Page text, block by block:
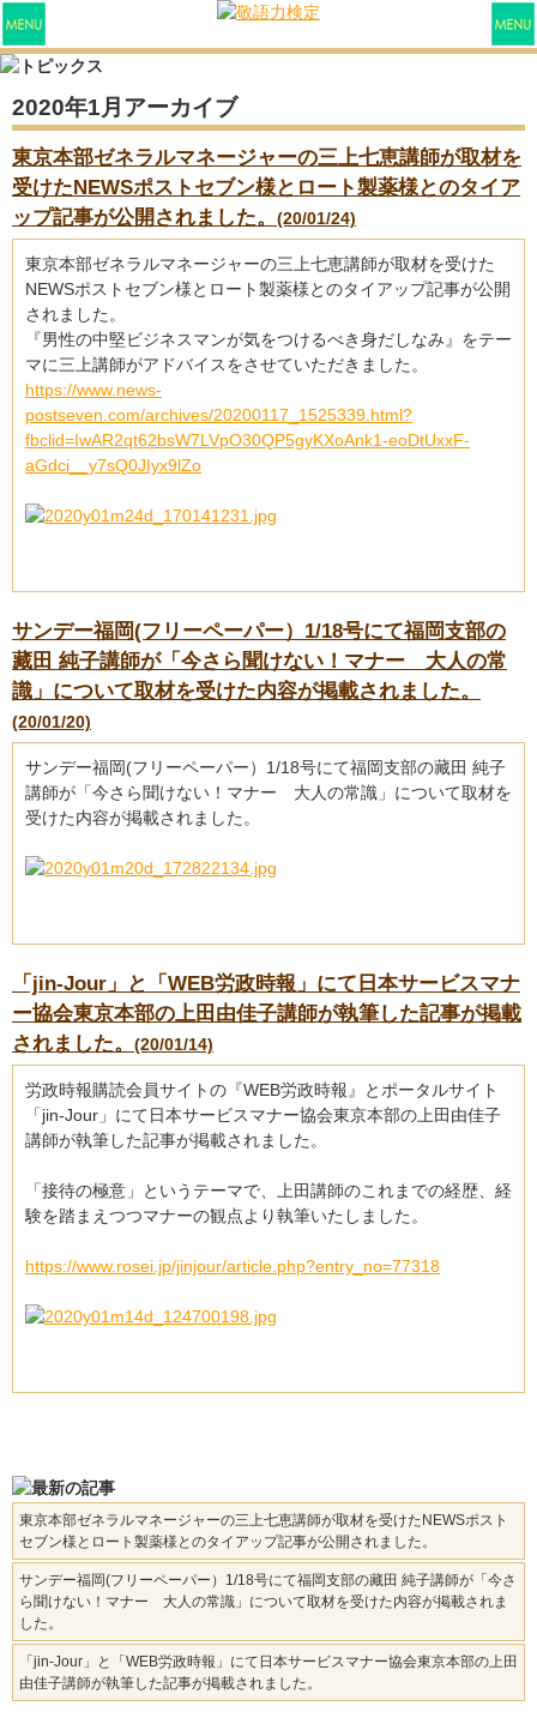
2020年1月アーカイブ
東京本部ゼネラルマネージャーの三上七恵講師が取材を
受けたNEWSポストセブン様とロート製薬様とのタイア
ップ記事が公開されました。 (20/01/24)
東京本部ゼネラルマネージャーの三上七恵講師が取材を受けた
NEWSポストセブン様とロート製薬様とのタイアップ記事が公開
されました。
『男性の中堅ビジネスマンが気をつけるべき身だしなみ』をテー
マに三上講師がアドバイスをさせていただきました。
https://www.news-
postseven.com/archives/20200117_1525339.html?
fbclid=IwAR2qt62bsW7LVpO30QP5gyKXoAnk1-eoDtUxxF-
aGdci__y7sQ0JIyx9lZo
サンデー福岡(フリーペーパー）1/18号にて福岡支部の
藏田 純子講師が「今さら聞けない！マナー 大人の常
識」について取材を受けた内容が掲載されました。
(20/01/20)
サンデー福岡(フリーペーパー）1/18号にて福岡支部の藏田 純子
講師が「今さら聞けない！マナー 大人の常識」について取材を
受けた内容が掲載されました。
「jin-Jour」と「WEB労政時報」にて日本サービスマナ
ー協会東京本部の上田由佳子講師が執筆した記事が掲載
されました。 (20/01/14)
労政時報購読会員サイトの『WEB労政時報』とポータルサイト
「jin-Jour」にて日本サービスマナー協会東京本部の上田由佳子
講師が執筆した記事が掲載されました。
「接待の極意」というテーマで、上田講師のこれまでの経歴、経
験を踏まえつつマナーの観点より執筆いたしました。
https://www.rosei.jp/jinjour/article.php?entry_no=77318
東京本部ゼネラルマネージャーの三上七恵講師が取材を受けたNEWSポスト
セブン様とロート製薬様とのタイアップ記事が公開されました。
サンデー福岡(フリーペーパー）1/18号にて福岡支部の藏田 純子講師が「今さ
ら聞けない！マナー 大人の常識」について取材を受けた内容が掲載されま
した。
「jin-Jour」と「WEB労政時報」にて日本サービスマナー協会東京本部の上田
由佳子講師が執筆した記事が掲載されました。